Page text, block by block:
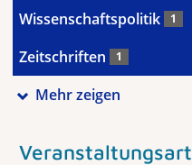
Wissenschaftspolitik 1
Zeitschriften 1
Mehr zeigen
Veranstaltungsart